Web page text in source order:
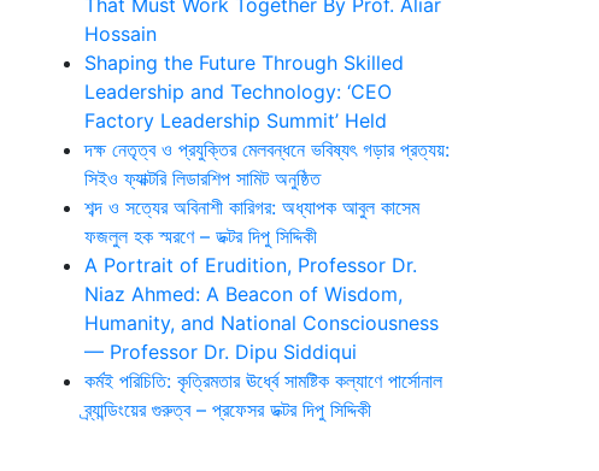
Hossain
Shaping the Future Through Skilled
Leadership and Technology: ‘CEO
Factory Leadership Summit’ Held
দক্ষ নেতৃত্ব ও প্রযুক্তির মেলবন্ধনে ভবিষ্যৎ গড়ার প্রত্যয়:
সিইও ফ্যাক্টরি লিডারশিপ সামিট অনুষ্ঠিত
শব্দ ও সত্যের অবিনাশী কারিগর: অধ্যাপক আবুল কাসেম
ফজলুল হক স্মরণে – ডক্টর দিপু সিদ্দিকী
A Portrait of Erudition, Professor Dr.
Niaz Ahmed: A Beacon of Wisdom,
Humanity, and National Consciousness
— Professor Dr. Dipu Siddiqui
কর্মই পরিচিতি: কৃত্রিমতার ঊর্ধ্বে সামষ্টিক কল্যাণে পার্সোনাল
ব্র্যান্ডিংয়ের গুরুত্ব – প্রফেসর ডক্টর দিপু সিদ্দিকী